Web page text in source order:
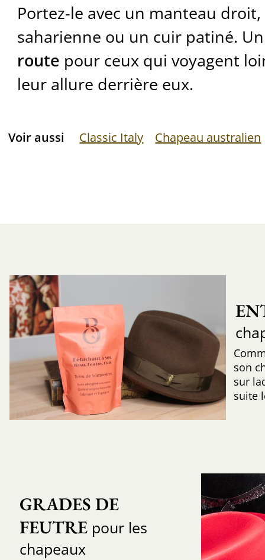
Portez-le avec un manteau
saharienne ou un cuir patiné.
route pour ceux qui voyagent
leur allure derrière eux.
Voir aussi Classic Italy Chapeau australien
son
sur
suite
GRADES DE
FEUTREpour les
chapeaux